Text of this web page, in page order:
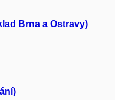
Brna a Ostravy)